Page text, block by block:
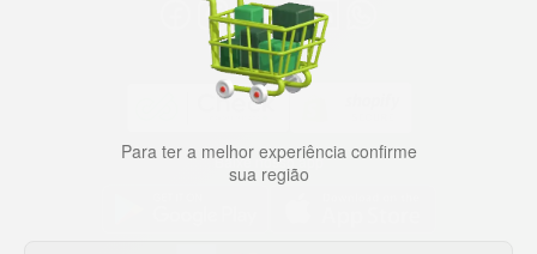
Baixe nosso app
Para ter a melhor experiência confirme
sua região